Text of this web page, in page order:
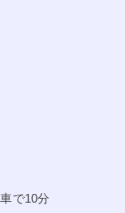
で10分